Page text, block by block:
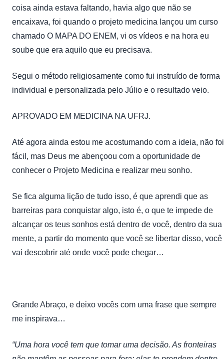
coisa ainda estava faltando, havia algo que não se
encaixava, foi quando o projeto medicina lançou um curso
chamado O MAPA DO ENEM, vi os vídeos e na hora eu
soube que era aquilo que eu precisava.
Segui o método religiosamente como fui instruído de forma
individual e personalizada pelo Júlio e o resultado veio.
APROVADO EM MEDICINA NA UFRJ.
Até agora ainda estou me acostumando com a ideia, não foi
fácil, mas Deus me abençoou com a oportunidade de
conhecer o Projeto Medicina e realizar meu sonho.
Se fica alguma lição de tudo isso, é que aprendi que as
barreiras para conquistar algo, isto é, o que te impede de
alcançar os teus sonhos está dentro de você, dentro da sua
mente, a partir do momento que você se libertar disso, você
vai descobrir até onde você pode chegar…
Grande Abraço, e deixo vocês com uma frase que sempre
me inspirava…
“Uma hora você tem que tomar uma decisão. As fronteiras